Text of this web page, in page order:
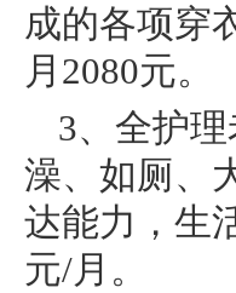
成的各项穿
月2080元。
3、全护
澡、如厕、
达能力，生
元/月。